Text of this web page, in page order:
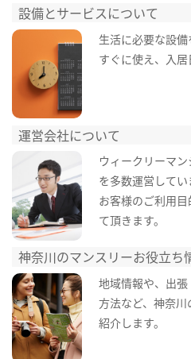
設備とサービスについて
生活に必要な設
すぐに使え、入居
運営会社について
ウィークリーマ
を多数運営してい
お客様のご利用
て頂きます。
神奈川のマンスリーお役立ち
地域情報や、出
方法など、神奈
紹介します。